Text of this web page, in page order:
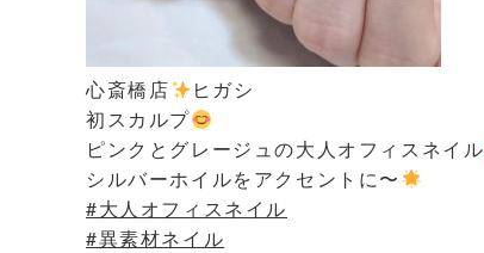
心斎橋店
ヒガシ
初スカルプ
ピンクとグレージュの大人オフィスネイル
シルバーホイルをアクセントに〜
#大人オフィスネイル
#異素材ネイル